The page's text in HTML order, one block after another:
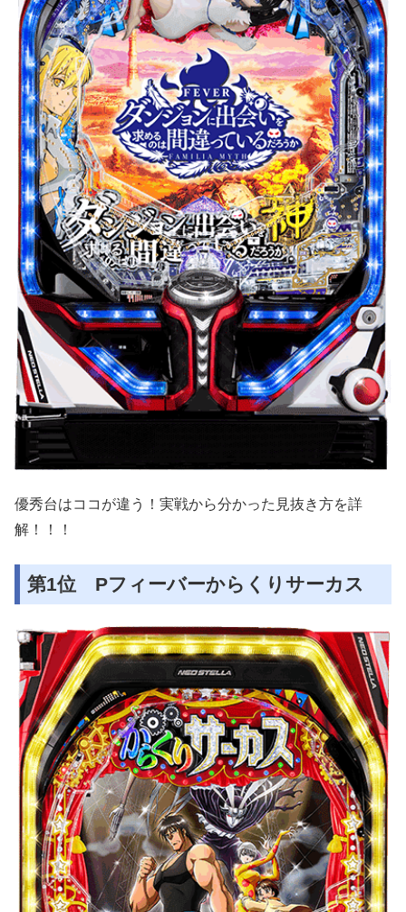
優秀台はココが違う！実戦から分かった見抜き方を詳
解！！！
第1位 Pフィーバーからくりサーカス